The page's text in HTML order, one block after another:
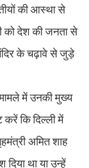
की आस्था से
को देश की जनता से
मंदिर के चढ़ावे से जुड़े
मामले में उनकी मुख्य
करें कि दिल्ली में
अमित शाह
दिया था या उन्हें